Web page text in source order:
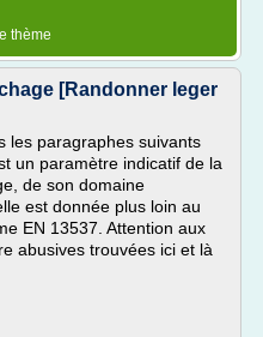
thème
[Randonner leger
les paragraphes suivants
un paramètre indicatif de la
de son domaine
est donnée plus loin au
EN 13537. Attention aux
abusives trouvées ici et là